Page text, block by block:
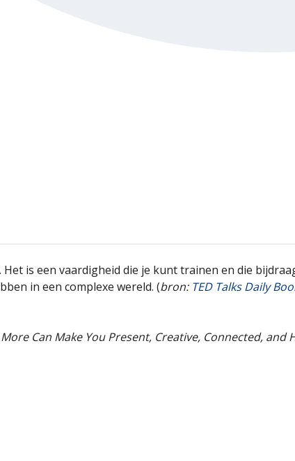
is een vaardigheid die je kunt trainen en die
in een complexe wereld. (bron: TED Talks Daily
Can Make You Present, Creative, Connected, and